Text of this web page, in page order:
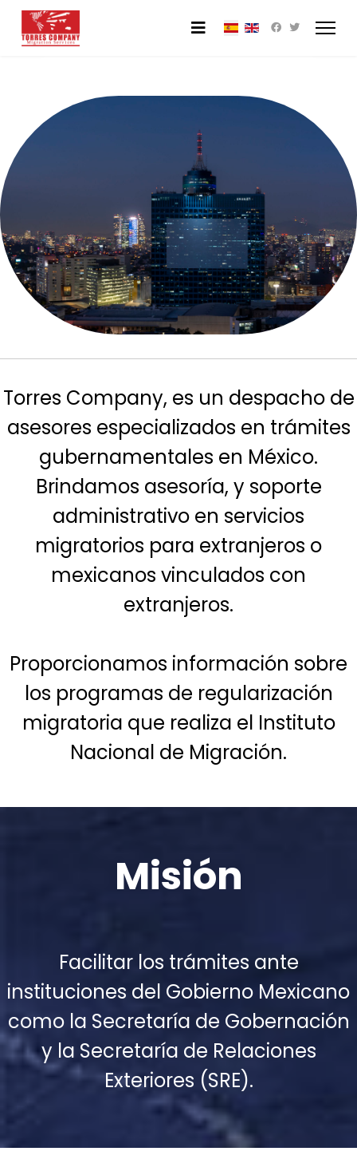
Torres Company, es un despacho de
asesores especializados en trámites
gubernamentales en México.
Brindamos asesoría, y soporte
administrativo en servicios
migratorios para extranjeros o
mexicanos vinculados con
extranjeros.
Proporcionamos información sobre
los programas de regularización
migratoria que realiza el Instituto
Nacional de Migración.
Misión
Facilitar los trámites ante
instituciones del Gobierno Mexicano
como la Secretaría de Gobernación
y la Secretaría de Relaciones
Exteriores (SRE).